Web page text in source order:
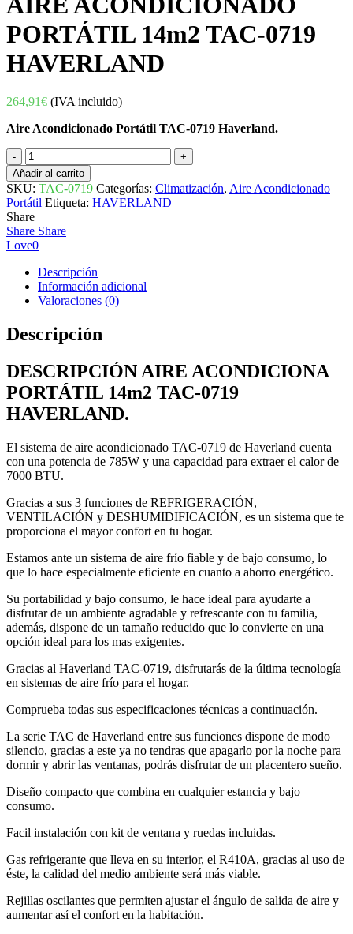
PORTÁTIL 14m2 TAC-0719
HAVERLAND
264,91€ (IVA incluido)
Aire Acondicionado Portátil TAC-0719 Haverland.
AIRE
ACONDICIONADO
PORTÁTIL
14m2
TAC-
0719
HAVERLAND
cantidad
Añadir al carrito
SKU: TAC-0719 Categorías: Climatización, Aire Acondicionado
Portátil Etiqueta: HAVERLAND
Share
Share Share
Love0
Descripción
Información adicional
Valoraciones (0)
Descripción
DESCRIPCIÓN AIRE ACONDICIONA
PORTÁTIL 14m2 TAC-0719
HAVERLAND.
El sistema de aire acondicionado TAC-0719 de Haverland cuenta
con una potencia de 785W y una capacidad para extraer el calor de
7000 BTU.
Gracias a sus 3 funciones de REFRIGERACIÓN,
VENTILACIÓN y DESHUMIDIFICACIÓN, es un sistema que te
proporciona el mayor confort en tu hogar.
Estamos ante un sistema de aire frío fiable y de bajo consumo, lo
que lo hace especialmente eficiente en cuanto a ahorro energético.
Su portabilidad y bajo consumo, le hace ideal para ayudarte a
disfrutar de un ambiente agradable y refrescante con tu familia,
además, dispone de un tamaño reducido que lo convierte en una
opción ideal para los mas exigentes.
Gracias al Haverland TAC-0719, disfrutarás de la última tecnología
en sistemas de aire frío para el hogar.
Comprueba todas sus especificaciones técnicas a continuación.
La serie TAC de Haverland entre sus funciones dispone de modo
silencio, gracias a este ya no tendras que apagarlo por la noche para
dormir y abrir las ventanas, podrás disfrutar de un placentero sueño.
Diseño compacto que combina en cualquier estancia y bajo
consumo.
Facil instalación con kit de ventana y ruedas incluidas.
Gas refrigerante que lleva en su interior, el R410A, gracias al uso de
éste, la calidad del medio ambiente será más viable.
Rejillas oscilantes que permiten ajustar el ángulo de salida de aire y
aumentar así el confort en la habitación.